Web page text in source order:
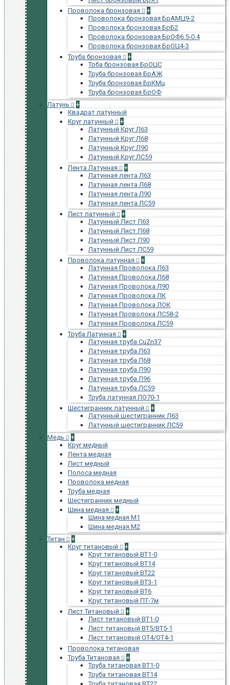
Проволока бронзовая
+
Проволока бронзовая БрАМЦ9-2
Проволока бронзовая БрБ2
Проволока бронзовая БрОФ6.5-0.4
Проволока бронзовая БрОЦ4-3
Труба бронзовая
+
Трба бронзовая БрОЦС
Труба бронзовая БрАЖ
Труба бронзовая БрКМц
Труба бронзовая БрОФ
Латунь
+
Квадрат латунный
Круг латунный
+
Латунный Круг Л63
Латунный Круг Л68
Латунный Круг Л90
Латунный Круг ЛС59
Лента Латунная
+
Латунная лента Л63
Латунная лента Л68
Латунная лента Л90
Латунная лента ЛС59
Лист латунный
+
Латунный Лист Л63
Латунный Лист Л68
Латунный Лист Л90
Латунный Лист ЛС59
Проволока латунная
+
Латунная Проволока Л63
Латунная Проволока Л68
Латунная Проволока Л90
Латунная Проволока ЛК
Латунная Проволока ЛОК
Латунная Проволока ЛС58-2
Латунная Проволока ЛС59
Труба Латунная
+
Латунная труба CuZn37
Латунная труба Л63
Латунная труба Л68
Латунная труба Л90
Латунная труба Л96
Латунная труба ЛС59
Труба латунная ЛО70-1
Шестигранник латунный
+
Латунный шестигранник Л63
Латунный шестигранник ЛС59
Медь
+
Круг медный
Лента медная
Лист медный
Полоса медная
Проволока медная
Труба медная
Шестигранник медный
Шина медная
+
Шина медная М1
Шина медная М2
Титан
+
Круг титановый
+
Круг титановый ВТ1-0
Круг титановый ВТ14
Круг титановый ВТ22
Круг титановый ВТ3-1
Круг титановый ВТ6
Круг титановый ПТ-7м
Лист Титановый
+
Лист титановый ВТ1-0
Лист титановый ВТ5/ВТ5-1
Лист титановый ОТ4/ОТ4-1
Проволока титановая
Труба Титановая
+
Труба титановая ВТ1-0
Труба титановая ВТ14